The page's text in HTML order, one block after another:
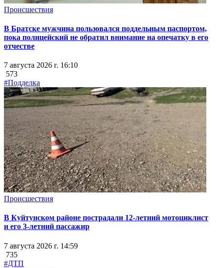
Происшествия
В Братске мужчина пользовался поддельным паспортом,
пока полицейский не обратил внимание на опечатку в его
отчестве
7 августа 2026 г. 16:10
573
#Подделка
Происшествия
В Куйтунском районе пострадали 12-летний мотоциклист
и его 3-летний пассажир
7 августа 2026 г. 14:59
735
#ДТП